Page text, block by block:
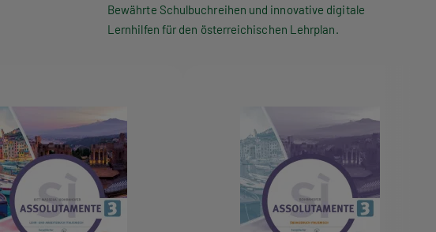
Bewährte Schulbuchreihen und innovative digitale
Lernhilfen für den österreichischen Lehrplan.